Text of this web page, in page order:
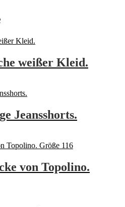
weißer Kleid.
Jeansshorts.
von Topolino.